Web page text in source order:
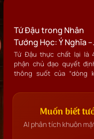
Tứ Đậu trong Nhân
Tướng Học: Ý Nghĩa –
Điều Kiện – Cách
Diện Một Khuôn Diện
Sáng Lạn
Tứ Đậu thực chất lại là
phận chủ đạo quyết
thông suốt của “dòng
mắt – tai – mũi – miệng.
Muốn biết
AI phân tích khuôn